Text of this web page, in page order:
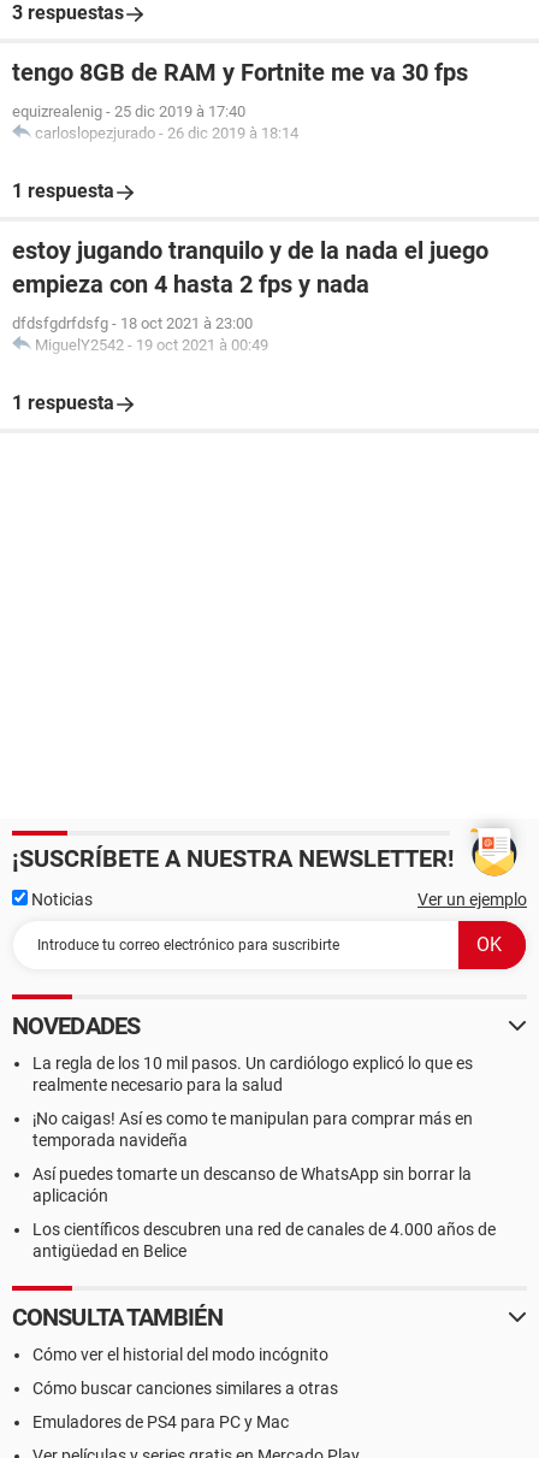
3 respuestas
tengo 8GB de RAM y Fortnite me va 30 fps
equizrealenig - 25 dic 2019 à 17:40
carloslopezjurado - 26 dic 2019 à 18:14
1 respuesta
estoy jugando tranquilo y de la nada el juego
empieza con 4 hasta 2 fps y nada
dfdsfgdrfdsfg - 18 oct 2021 à 23:00
MiguelY2542 - 19 oct 2021 à 00:49
1 respuesta
¡SUSCRÍBETE A NUESTRA NEWSLETTER!
Noticias Ver un ejemplo
NOVEDADES
La regla de los 10 mil pasos. Un cardiólogo explicó lo que es
realmente necesario para la salud
¡No caigas! Así es como te manipulan para comprar más en
temporada navideña
Así puedes tomarte un descanso de WhatsApp sin borrar la
aplicación
Los científicos descubren una red de canales de 4.000 años de
antigüedad en Belice
CONSULTA TAMBIÉN
Cómo ver el historial del modo incógnito
Cómo buscar canciones similares a otras
Emuladores de PS4 para PC y Mac